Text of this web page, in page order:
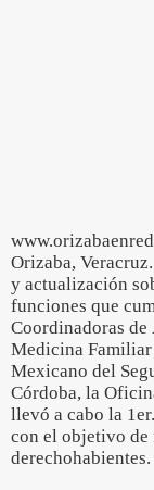
Orizaba,
y actualización
funciones que
Coordinadoras de
Medicina
Mexicano del
Córdoba, la
llevó a cabo la
con el objetivo de
derechohabientes.